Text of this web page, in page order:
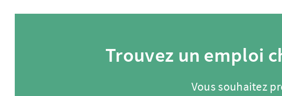
Trouvez un emploi
Vous souhaitez